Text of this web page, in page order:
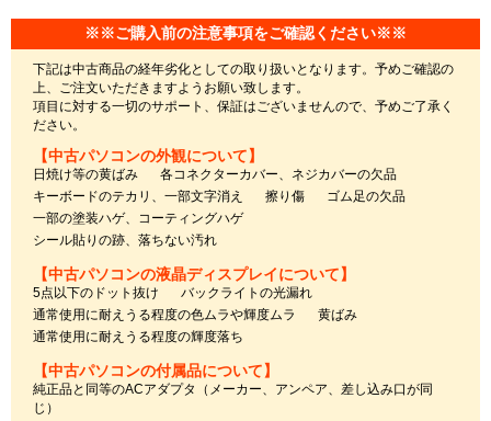
※※ご購入前の注意事項をご確認ください※※
下記は中古商品の経年劣化としての取り扱いとなります。予めご確認の
上、ご注文いただきますようお願い致します。
項目に対する一切のサポート、保証はございませんので、予めご了承く
ださい。
【中古パソコンの外観について】
日焼け等の黄ばみ
各コネクターカバー、ネジカバーの欠品
キーボードのテカリ、一部文字消え
擦り傷
ゴム足の欠品
一部の塗装ハゲ、コーティングハゲ
シール貼りの跡、落ちない汚れ
【中古パソコンの液晶ディスプレイについて】
5点以下のドット抜け
バックライトの光漏れ
通常使用に耐えうる程度の色ムラや輝度ムラ
黄ばみ
通常使用に耐えうる程度の輝度落ち
【中古パソコンの付属品について】
純正品と同等のACアダプタ（メーカー、アンペア、差し込み口が同
じ）